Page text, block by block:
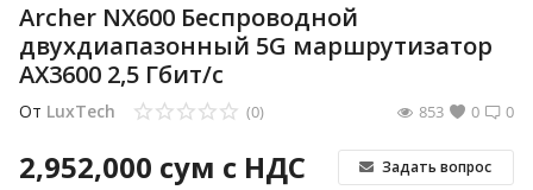
Archer NX600 Беспроводной
двухдиапазонный 5G маршрутизатор
AX3600 2,5 Гбит/с
От LuxTech 0
(0) 0
853
2,952,000 сум с НДС Задать вопрос